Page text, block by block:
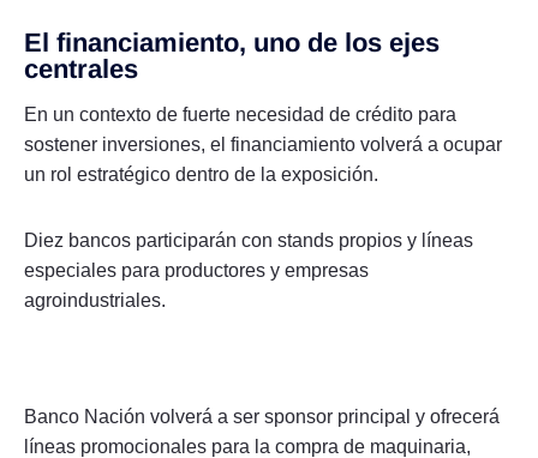
El financiamiento, uno de los ejes
centrales
En un contexto de fuerte necesidad de crédito para
sostener inversiones, el financiamiento volverá a ocupar
un rol estratégico dentro de la exposición.
Diez bancos participarán con stands propios y líneas
especiales para productores y empresas
agroindustriales.
Banco Nación volverá a ser sponsor principal y ofrecerá
líneas promocionales para la compra de maquinaria,